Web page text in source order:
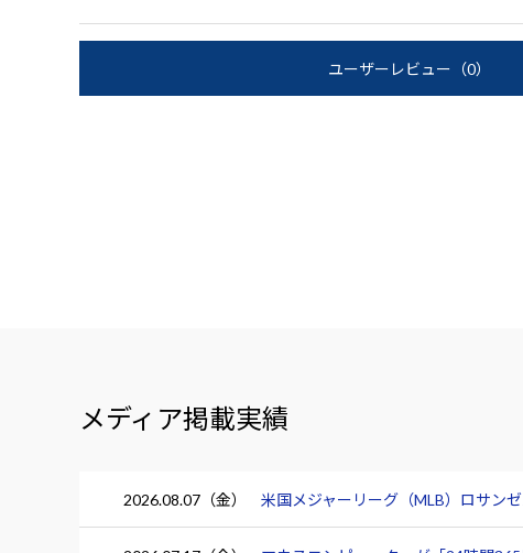
ユーザーレビュー （0）
メディア掲載実績
2026.08.07（金） 米国メジャーリーグ（MLB）ロサン